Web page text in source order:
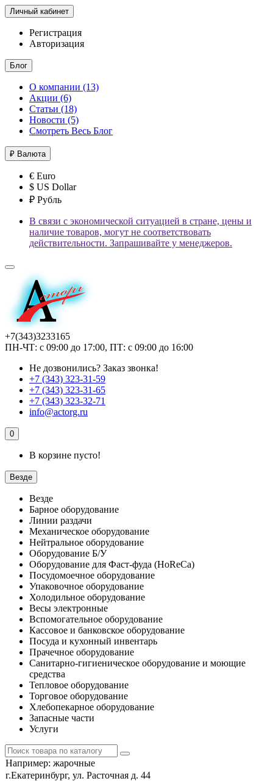
Личный кабинет
Регистрация
Авторизация
Блог
О компании (13)
Акции (6)
Статьи (18)
Новости (5)
Смотреть Весь Блог
₽ Валюта
€ Euro
$ US Dollar
₽ Рубль
В связи с экономической ситуацией в стране, цены и
наличие товаров, могут не соответствовать
действительности. Запрашивайте у менеджеров.
+7(343)3233165
ПН-ЧТ: с 09:00 до 17:00, ПТ: с 09:00 до 16:00
Не дозвонились? Заказ звонка!
+7 (343) 323-31-59
+7 (343) 323-31-65
+7 (343) 323-32-71
info@actorg.ru
0
В корзине пусто!
Везде
Везде
Барное оборудование
Линии раздачи
Механическое оборудование
Нейтральное оборудование
Оборудование Б/У
Оборудование для Фаст-фуда (HoReCa)
Посудомоечное оборудование
Упаковочное оборудование
Холодильное оборудование
Весы электронные
Вспомогательное оборудование
Кассовое и банковское оборудование
Посуда и кухонный инвентарь
Прачечное оборудование
Санитарно-гигиеническое оборудование и моющие
средства
Тепловое оборудование
Торговое оборудование
Хлебопекарное оборудование
Запасные части
Услуги
Например: жарочные
г.Екатеринбург, ул. Расточная д. 44